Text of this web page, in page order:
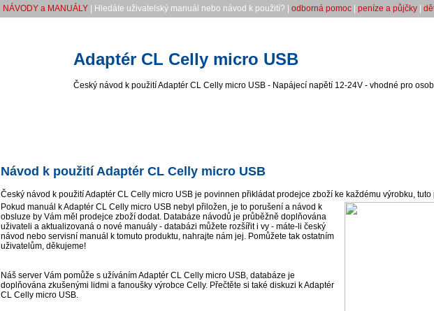
NÁVODY a MANUÁLY | Hledáte uživatelský manuál nebo návod k použití? | odborná pomoc peníze a půjčky
Adaptér CL Celly micro USB
Český návod k použití Adaptér CL Celly micro USB - Napájecí napětí 12-24V - vhodné pro
Návod k použití Adaptér CL Celly micro USB
Český návod k použití Adaptér CL Celly micro USB je povinnen přikládat prodejce zboží ke každému výrobku,
Pokud manuál k Adaptér CL Celly micro USB nebyl přiložen, je to porušení a návod k
obsluze by Vám měl prodejce zboží dodat. Databáze návodů je průběžně doplňována
uživateli a aktualizovaná o nové manuály - databázi můžete rozšířit i vy - máte-li český
návod nebo servisní manuál k tomuto produktu, nahrajte nám jej. Pomůžete tak ostatním
uživatelům, děkujeme!
Náš server Vám pomůže s užíváním Adaptér CL Celly micro USB, databáze je
doplňována zkušenými lidmi a fanoušky výrobce Celly. Přečtěte si také diskuzi k Adaptér
CL Celly micro USB.